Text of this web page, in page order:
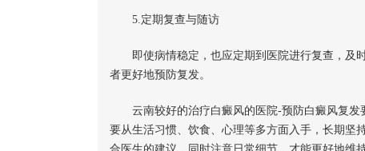
5.定期复查与随访
即使病情稳定，也应定期到医院进行复查，及
者更好地预防复发。
云南较好的治疗白癜风的医院-预防白癜风复发
要从生活习惯、饮食、心理等多方面入手，长期坚